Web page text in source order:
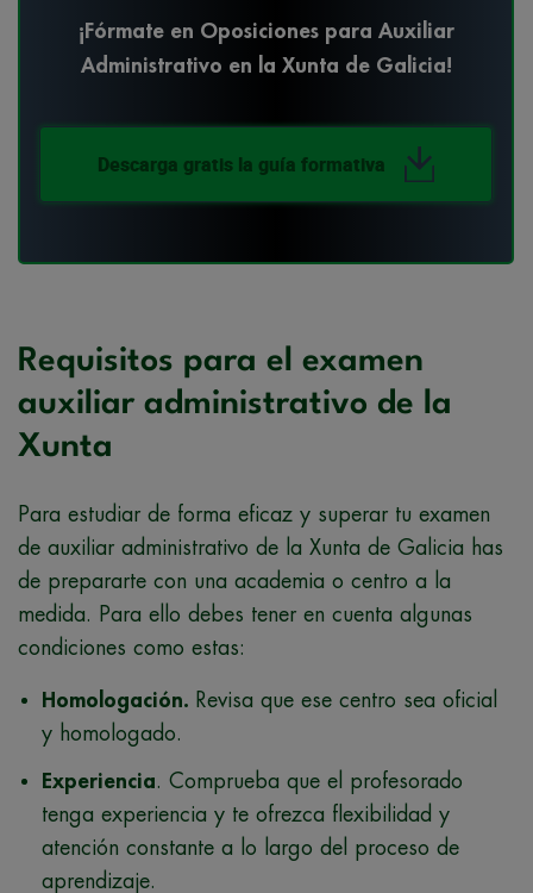
¡Fórmate en Oposiciones para Auxiliar
Administrativo en la Xunta de Galicia!
Descarga gratis la guía formativa
Requisitos para el examen
auxiliar administrativo de la
Xunta
Para estudiar de forma eficaz y superar tu examen
de auxiliar administrativo de la Xunta de Galicia has
de prepararte con una academia o centro a la
medida. Para ello debes tener en cuenta algunas
condiciones como estas:
Homologación. Revisa que ese centro sea oficial
y homologado.
Experiencia. Comprueba que el profesorado
tenga experiencia y te ofrezca flexibilidad y
atención constante a lo largo del proceso de
aprendizaje.